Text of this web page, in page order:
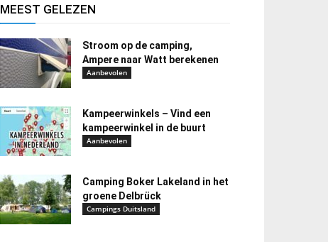
MEEST GELEZEN
Stroom op de camping,
Ampere naar Watt berekenen
Aanbevolen
Kampeerwinkels – Vind een
kampeerwinkel in de buurt
Aanbevolen
Camping Boker Lakeland in het
groene Delbrück
Campings Duitsland